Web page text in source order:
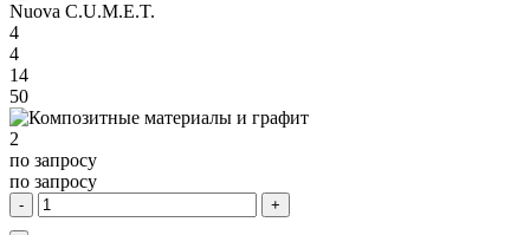
Nuova C.U.M.E.T.
4
4
14
50
2
по запросу
по запросу
- +